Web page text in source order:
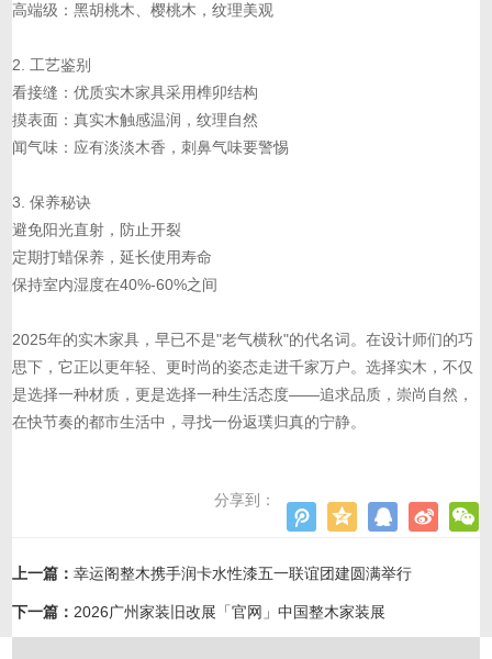
高端级：黑胡桃木、樱桃木，纹理美观
2. 工艺鉴别
看接缝：优质实木家具采用榫卯结构
摸表面：真实木触感温润，纹理自然
闻气味：应有淡淡木香，刺鼻气味要警惕
3. 保养秘诀
避免阳光直射，防止开裂
定期打蜡保养，延长使用寿命
保持室内湿度在40%-60%之间
2025年的实木家具，早已不是"老气横秋"的代名词。在设计师们的巧
思下，它正以更年轻、更时尚的姿态走进千家万户。选择实木，不仅
是选择一种材质，更是选择一种生活态度——追求品质，崇尚自然，
在快节奏的都市生活中，寻找一份返璞归真的宁静。
分享到：
上一篇：幸运阁整木携手润卡水性漆五一联谊团建圆满举行
下一篇：2026广州家装旧改展「官网」中国整木家装展